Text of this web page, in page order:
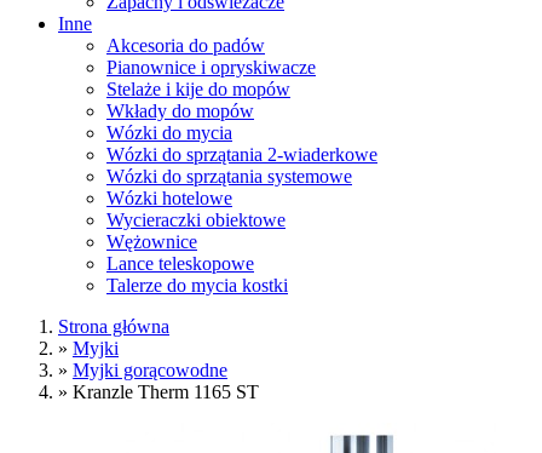
Inne
Akcesoria do padów
Pianownice i opryskiwacze
Stelaże i kije do mopów
Wkłady do mopów
Wózki do mycia
Wózki do sprzątania 2-wiaderkowe
Wózki do sprzątania systemowe
Wózki hotelowe
Wycieraczki obiektowe
Wężownice
Lance teleskopowe
Talerze do mycia kostki
Strona główna
» Myjki
» Myjki gorącowodne
» Kranzle Therm 1165 ST